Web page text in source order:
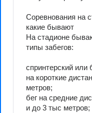
Соревнования на
какие бывают
На стадионе
типы забегов:
спринтерский или
на короткие
метров;
бег на средние
и до 3 тыс метров;